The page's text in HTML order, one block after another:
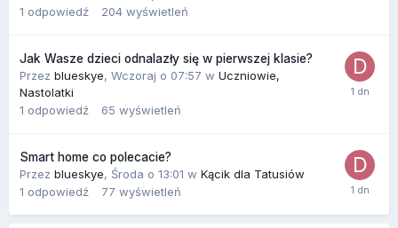
1 odpowiedź 204 wyświetleń
Jak Wasze dzieci odnalazły się w pierwszej klasie?
Przez blueskye, Wczoraj o 07:57 w Uczniowie,
Nastolatki
1 odpowiedź 65 wyświetleń
Smart home co polecacie?
Przez blueskye, Środa o 13:01 w Kącik dla Tatusiów
1 odpowiedź 77 wyświetleń